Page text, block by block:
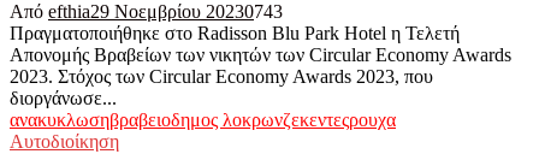
Από efthia29 Νοεμβρίου 20230743
Πραγματοποιήθηκε στο Radisson Blu Park Hotel η Τελετή
Απονομής Βραβείων των νικητών των Circular Economy Awards
2023. Στόχος των Circular Economy Awards 2023, που
διοργάνωσε...
ανακυκλωσηβραβειοδημος λοκρωνζεκεντεςρουχα
Αυτοδιοίκηση